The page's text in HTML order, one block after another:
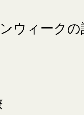
ウィークの